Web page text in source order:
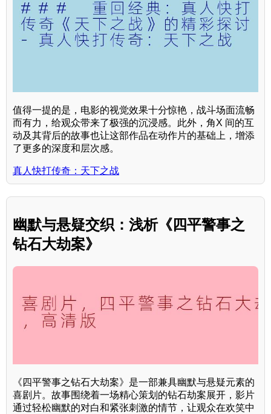
值得一提的是，电影的视觉效果十分惊艳，战斗场面流畅
而有力，给观众带来了极强的沉浸感。此外，角X 间的互
动及其背后的故事也让这部作品在动作片的基础上，增添
了更多的深度和层次感。
真人快打传奇：天下之战
幽默与悬疑交织：浅析《四平警事之
钻石大劫案》
《四平警事之钻石大劫案》是一部兼具幽默与悬疑元素的
喜剧片。故事围绕着一场精心策划的钻石劫案展开，影片
通过轻松幽默的对白和紧张刺激的情节，让观众在欢笑中